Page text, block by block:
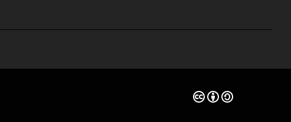
Creative Commons
(Externer Link)